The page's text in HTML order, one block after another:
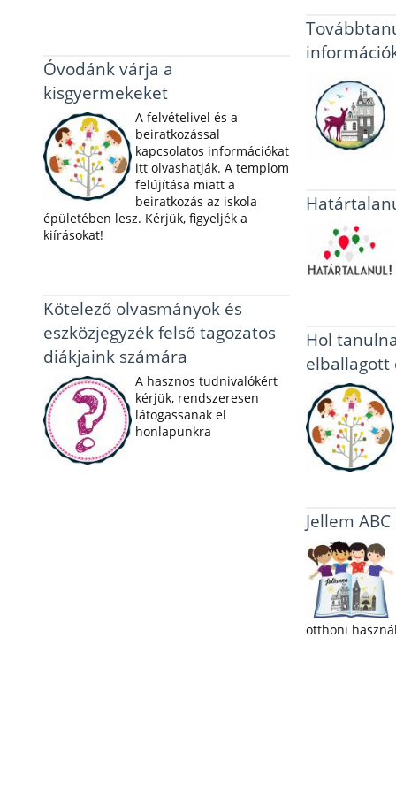
Óvodánk várja a
kisgyermekeket
A felvételivel és a
beiratkozással
kapcsolatos információkat
itt olvashatják. A templom
felújítása miatt a
beiratkozás az iskola
épületében lesz. Kérjük, figyeljék a
kiírásokat!
Kötelező olvasmányok és
eszközjegyzék felső tagozatos
diákjaink számára
A hasznos tudnivalókért
kérjük, rendszeresen
látogassanak el
honlapunkra
Hol
elballagott
Jellem ABC
otthoni